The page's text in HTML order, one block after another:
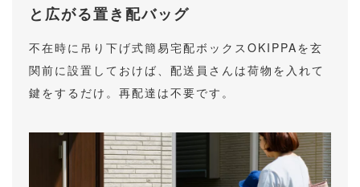
と広がる置き配バッグ
不在時に吊り下げ式簡易宅配ボックスOKIPPAを玄
関前に設置しておけば、配送員さんは荷物を入れて
鍵をするだけ。再配達は不要です。